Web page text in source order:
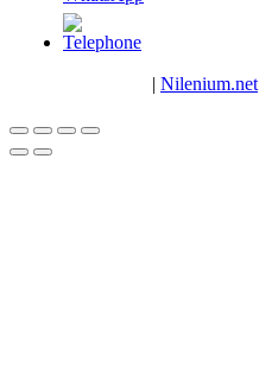
| Nilenium.net